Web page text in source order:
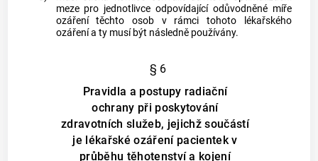
meze pro jednotlivce odpovídající odůvodněné míře
ozáření těchto osob v rámci tohoto
lékařského
ozářenía ty musí být následně používány.
§ 6
Pravidla a postupy radiační
ochrany při poskytování
zdravotních služeb, jejichž součástí
je lékařské ozáření pacientek v
průběhu těhotenství a kojení